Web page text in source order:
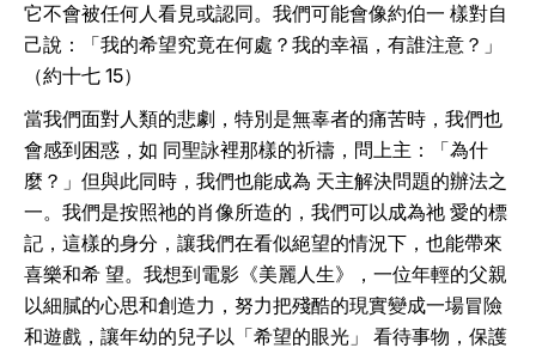
它不會被任何人看見或認同。我們可能會像約伯一 樣對自
己說：「我的希望究竟在何處？我的幸福，有誰注意？」
（約十七 15）
當我們面對人類的悲劇，特別是無辜者的痛苦時，我們也
會感到困惑，如 同聖詠裡那樣的祈禱，問上主：「為什
麼？」但與此同時，我們也能成為 天主解決問題的辦法之
一。我們是按照祂的肖像所造的，我們可以成為祂 愛的標
記，這樣的身分，讓我們在看似絕望的情況下，也能帶來
喜樂和希 望。我想到電影《美麗人生》，一位年輕的父親
以細膩的心思和創造力，努力把殘酷的現實變成一場冒險
和遊戲，讓年幼的兒子以「希望的眼光」 看待事物，保護